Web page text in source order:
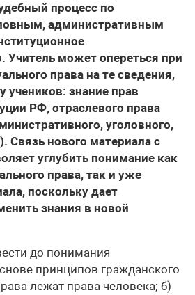
процесс по
административным
Учитель может опереться при
права на те сведения,
учеников: знание прав
РФ, отраслевого права
уголовного,
Связь нового материала с
углубить понимание как
права, так и уже
поскольку дает
знания в новой
до понимания
принципов гражданского
лежат права человека; б)